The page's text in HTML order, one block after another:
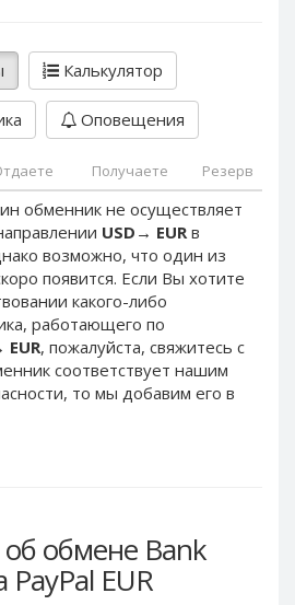
Калькулятор
Оповещения
Получаете Резерв
обменник не осуществляет
USD → EURв
возможно, что один из
появится. Если Вы хотите
какого-либо
работающего по
EUR, пожалуйста, свяжитесь с
соответствует нашим
то мы добавим его в
обмене Bank
PayPal EUR
PayPal NZD
PayPal NOK
PayPal PLN
PayPal SGD
PayPal SEK
PayPal CHF
PayPal MYR
Webmoney WMZ
Webmoney WMR
Webmoney WME
Webmoney WMU
Skril USD
Skril EUR